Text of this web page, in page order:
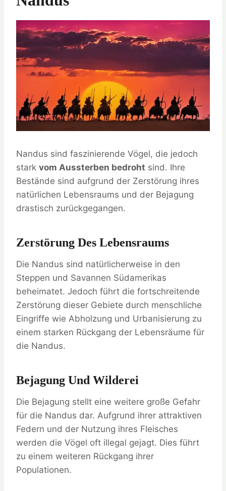
Nandus sind faszinierende Vögel, die jedoch
stark vom Aussterben bedroht sind. Ihre
Bestände sind aufgrund der Zerstörung ihres
natürlichen Lebensraums und der Bejagung
drastisch zurückgegangen.
Zerstörung Des Lebensraums
Die Nandus sind natürlicherweise in den
Steppen und Savannen Südamerikas
beheimatet. Jedoch führt die fortschreitende
Zerstörung dieser Gebiete durch menschliche
Eingriffe wie Abholzung und Urbanisierung zu
einem starken Rückgang der Lebensräume für
die Nandus.
Bejagung Und Wilderei
Die Bejagung stellt eine weitere große Gefahr
für die Nandus dar. Aufgrund ihrer attraktiven
Federn und der Nutzung ihres Fleisches
werden die Vögel oft illegal gejagt. Dies führt
zu einem weiteren Rückgang ihrer
Populationen.